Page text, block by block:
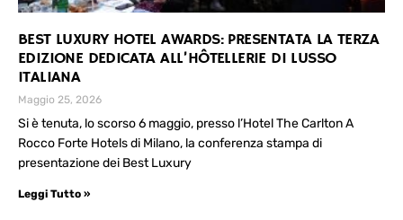
BEST LUXURY HOTEL AWARDS: PRESENTATA LA TERZA
EDIZIONE DEDICATA ALL’HÔTELLERIE DI LUSSO
ITALIANA
Maggio 25, 2026
Si è tenuta, lo scorso 6 maggio, presso l’Hotel The Carlton A
Rocco Forte Hotels di Milano, la conferenza stampa di
presentazione dei Best Luxury
Leggi Tutto »